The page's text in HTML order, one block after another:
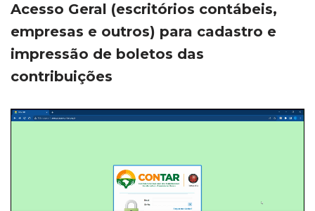
Acesso Geral (escritórios contábeis,
empresas e outros) para cadastro e
impressão de boletos das
contribuições